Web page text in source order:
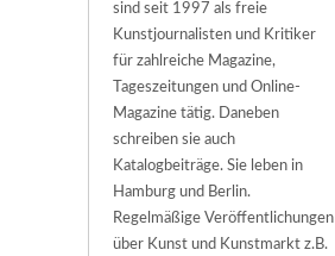
sind seit 1997 als freie
Kunstjournalisten und Kritiker
für zahlreiche Magazine,
Tageszeitungen und Online-
Magazine tätig. Daneben
schreiben sie auch
Katalogbeiträge. Sie leben in
Hamburg und Berlin.
Regelmäßige Veröffentlichungen
über Kunst und Kunstmarkt z.B.